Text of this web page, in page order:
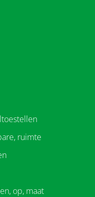
ruimte
op, maat